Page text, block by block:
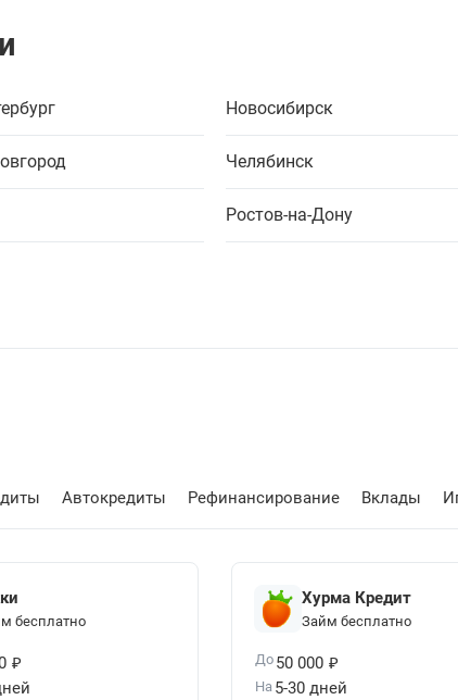
Новосибирск
Челябинск
Ростов-на-Дону
Автокредиты Рефинансирование Вклады
бесплатно
₽
Хурма Кредит
Займ бесплатно
До 50 000 ₽
На 5-30 дней